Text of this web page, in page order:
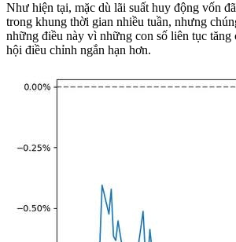
Như hiện tại, mặc dù lãi suất huy động vốn
trong khung thời gian nhiều tuần, nhưng
những điều này vì những con số liên tục tăng
hội điều chỉnh ngắn hạn hơn.